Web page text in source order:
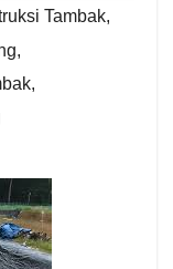
Tambak,
,
,